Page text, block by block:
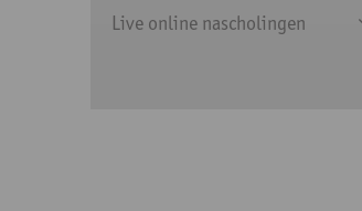
Live online nascholingen